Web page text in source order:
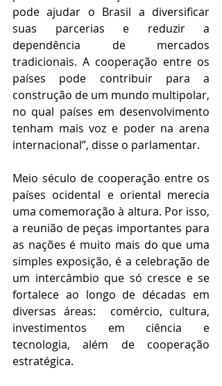
pode ajudar o Brasil a diversificar
suas parcerias e reduzir a
dependência de mercados
tradicionais. A cooperação entre os
países pode contribuir para a
construção de um mundo multipolar,
no qual países em desenvolvimento
tenham mais voz e poder na arena
internacional”, disse o parlamentar.
Meio século de cooperação entre os
países ocidental e oriental merecia
uma comemoração à altura. Por isso,
a reunião de peças importantes para
as nações é muito mais do que uma
simples exposição, é a celebração de
um intercâmbio que só cresce e se
fortalece ao longo de décadas em
diversas áreas:  comércio, cultura,
investimentos em ciência e
tecnologia, além de cooperação
estratégica.